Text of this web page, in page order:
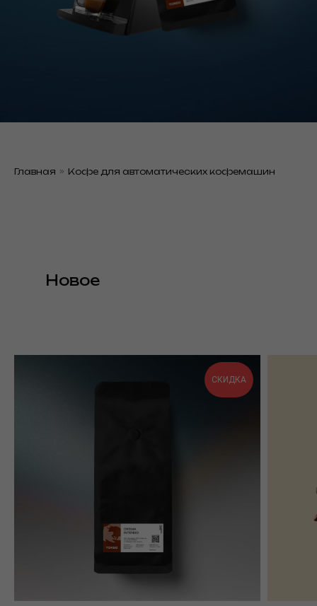
Главная » Кофе для автоматических кофемашин
Новое
СКИДКА